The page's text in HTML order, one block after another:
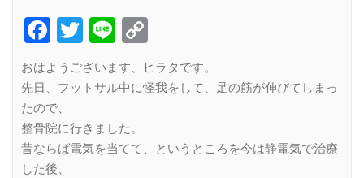
Facebook
Twitter
Line
Link
おはようございます、ヒラタです。
先日、フットサル中に怪我をして、足の筋が伸びてしまっ
たので、
整骨院に行きました。
昔ならば電気を当てて、というところを今は静電気で治療
した後、